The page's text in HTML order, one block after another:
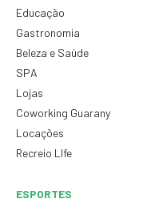
Educação
Gastronomia
Beleza e Saúde
SPA
Lojas
Coworking Guarany
Locações
Recreio LIfe
ESPORTES